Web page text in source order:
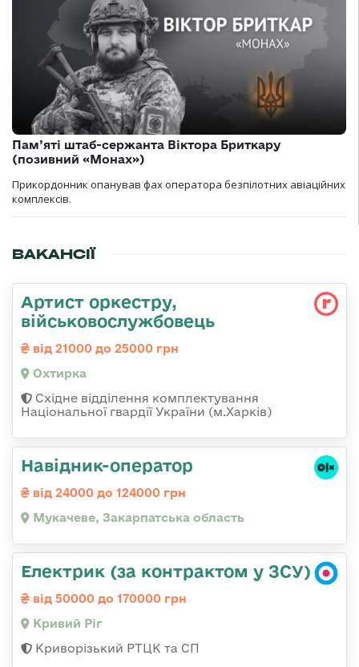
Пам’яті штаб-сержанта Віктора Бриткару
(позивний «Монах»)
Прикордонник опанував фах оператора безпілотних авіаційних
комплексів.
ВАКАНСІЇ
Артист оркестру,
військовослужбовець
від 21000 до 25000 грн
Охтирка
Східне відділення комплектування
Національної гвардії України (м.Харків)
Навідник-оператор
від 24000 до 124000 грн
Мукачеве, Закарпатська область
Електрик (за контрактом у ЗСУ)
від 50000 до 170000 грн
Кривий Ріг
Криворізький РТЦК та СП